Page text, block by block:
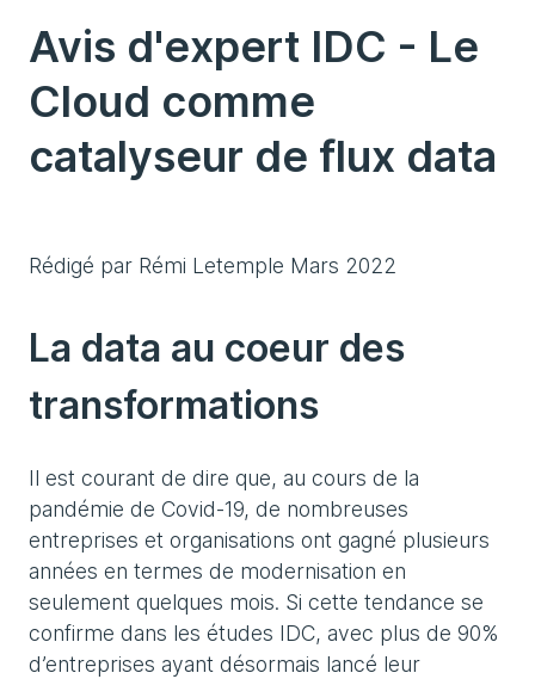
Avis d'expert IDC - Le
Cloud comme
catalyseur de flux data
Rédigé par Rémi Letemple Mars 2022
La data au coeur des
transformations
Il est courant de dire que, au cours de la
pandémie de Covid-19, de nombreuses
entreprises et organisations ont gagné plusieurs
années en termes de modernisation en
seulement quelques mois. Si cette tendance se
confirme dans les études IDC, avec plus de 90%
d’entreprises ayant désormais lancé leur